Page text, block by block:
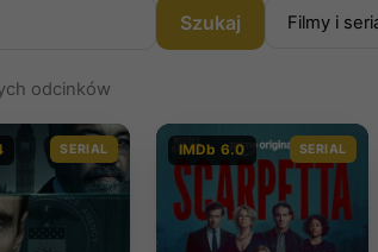
Szukaj
odcinków
SERIAL IMDb 6.0 SERIAL